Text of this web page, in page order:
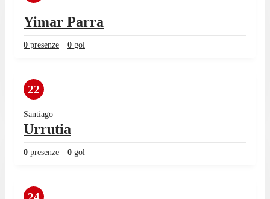
Yimar Parra
0 presenze 0 gol
22
Santiago
Urrutia
0 presenze 0 gol